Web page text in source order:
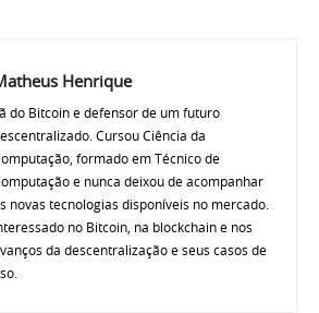
Henrique
do Bitcoin e defensor de um futuro
Cursou Ciência da
formado em Técnico de
e nunca deixou de acompanhar
novas tecnologias disponíveis no mercado.
no Bitcoin, na blockchain e nos
da descentralização e seus casos de